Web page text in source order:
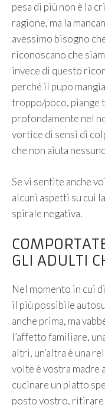
pesa di più non è la
ragione, ma la
avessimo bisogno
riconoscano che
invece di questo
perché il pupo
troppo/poco, piange
profondamente nel
vortice di sensi di
che non aiuta
Se vi sentite anche
alcuni aspetti su cui
spirale negativa.
GLI ADULTI
Nel momento in cui
il più possibile
anche prima, ma
l’affetto familiare,
altri, un’altra è una
volte è vostra madre
cucinare un piatto
posto vostro, ritirare